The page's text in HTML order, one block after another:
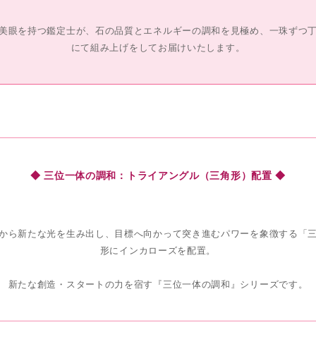
眼を持つ鑑定士が、石の品質とエネルギーの調和を見極め、一珠ずつ
にて組み上げをしてお届けいたします。
◆ 三位一体の調和：トライアングル（三角形）配置 ◆
ら新たな光を生み出し、目標へ向かって突き進むパワーを象徴する「
形にインカローズを配置。
新たな創造・スタートの力を宿す『三位一体の調和』シリーズです。